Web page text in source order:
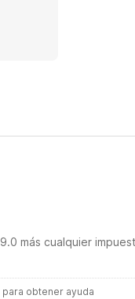
más cualquier
obtener ayuda